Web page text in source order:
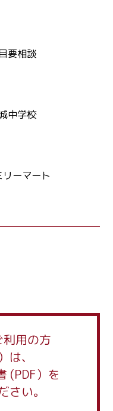
要相談
中学校
リーマート
用の方
は、
(PDF）を
さい。